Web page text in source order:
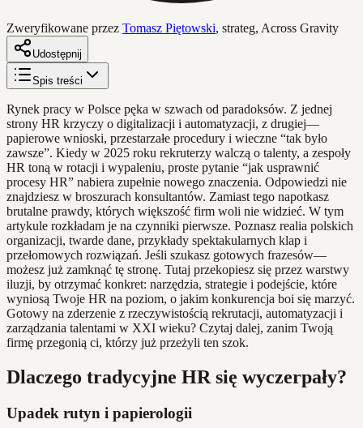
Zweryfikowane przez Tomasz Piętowski, strateg, Across Gravity
Udostępnij
Spis treści
Rynek pracy w Polsce pęka w szwach od paradoksów. Z jednej
strony HR krzyczy o digitalizacji i automatyzacji, z drugiej—
papierowe wnioski, przestarzałe procedury i wieczne “tak było
zawsze”. Kiedy w 2025 roku rekruterzy walczą o talenty, a zespoły
HR toną w rotacji i wypaleniu, proste pytanie “jak usprawnić
procesy HR” nabiera zupełnie nowego znaczenia. Odpowiedzi nie
znajdziesz w broszurach konsultantów. Zamiast tego napotkasz
brutalne prawdy, których większość firm woli nie widzieć. W tym
artykule rozkładam je na czynniki pierwsze. Poznasz realia polskich
organizacji, twarde dane, przykłady spektakularnych klap i
przełomowych rozwiązań. Jeśli szukasz gotowych frazesów—
możesz już zamknąć tę stronę. Tutaj przekopiesz się przez warstwy
iluzji, by otrzymać konkret: narzędzia, strategie i podejście, które
wyniosą Twoje HR na poziom, o jakim konkurencja boi się marzyć.
Gotowy na zderzenie z rzeczywistością rekrutacji, automatyzacji i
zarządzania talentami w XXI wieku? Czytaj dalej, zanim Twoją
firmę przegonią ci, którzy już przeżyli ten szok.
Dlaczego tradycyjne HR się wyczerpały?
Upadek rutyn i papierologii